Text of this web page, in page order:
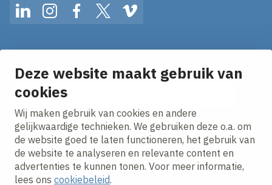
Deze website maakt gebruik van
cookies
Wij maken gebruik van cookies en andere
gelijkwaardige technieken. We gebruiken deze o.a. om
de website goed te laten functioneren, het gebruik van
de website te analyseren en relevante content en
advertenties te kunnen tonen. Voor meer informatie,
lees ons cookiebeleid.
LinkedInInstagramFacebookTwitterVimeo
Ontvang onze nieuws alerts in je mailbox!
E-mailadres
Ik ga akkoord met hetprivacy statement.